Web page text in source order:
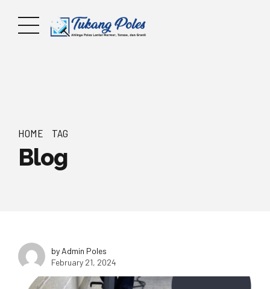
HOME TAG
Blog
by Admin Poles
February 21, 2024